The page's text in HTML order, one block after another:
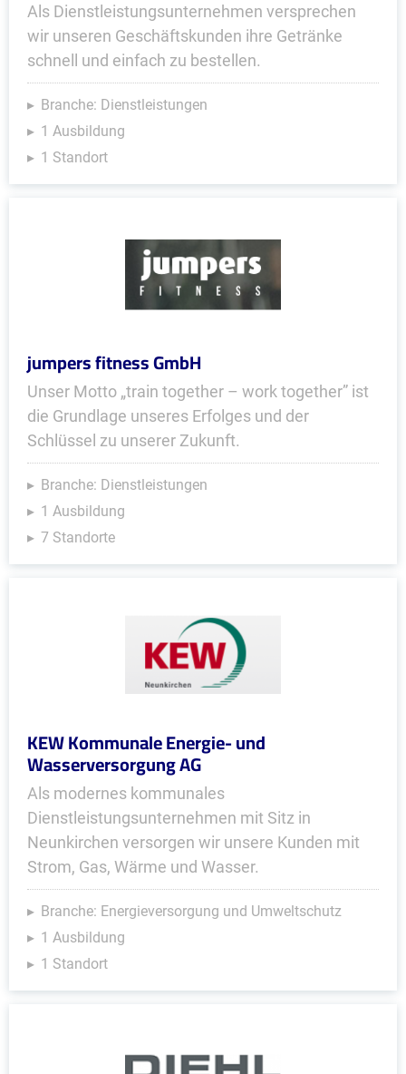
Als Dienstleistungsunternehmen versprechen
wir unseren Geschäftskunden ihre Getränke
schnell und einfach zu bestellen.
Branche: Dienstleistungen
1 Ausbildung
1 Standort
jumpers fitness GmbH
Unser Motto „train together – work together” ist
die Grundlage unseres Erfolges und der
Schlüssel zu unserer Zukunft.
Branche: Dienstleistungen
1 Ausbildung
7 Standorte
KEW Kommunale Energie- und
Wasserversorgung AG
Als modernes kommunales
Dienstleistungsunternehmen mit Sitz in
Neunkirchen versorgen wir unsere Kunden mit
Strom, Gas, Wärme und Wasser.
Branche: Energieversorgung und Umweltschutz
1 Ausbildung
1 Standort